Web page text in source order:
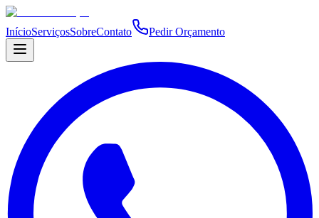
InícioServiçosSobreContato Pedir Orçamento